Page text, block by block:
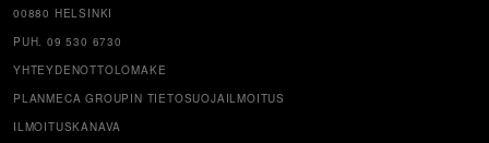
00880 HELSINKI
PUH. 09 530 6730
YHTEYDENOTTOLOMAKE
PLANMECA GROUPIN TIETOSUOJAILMOITUS
ILMOITUSKANAVA